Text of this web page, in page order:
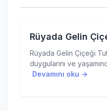
Rüyada Gelin
Rüyada Gelin Çiçeği
duygularını ve
Devamını oku →